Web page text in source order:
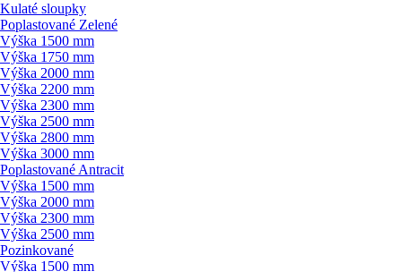
Kulaté sloupky
Poplastované Zelené
Výška 1500 mm
Výška 1750 mm
Výška 2000 mm
Výška 2200 mm
Výška 2300 mm
Výška 2500 mm
Výška 2800 mm
Výška 3000 mm
Poplastované Antracit
Výška 1500 mm
Výška 2000 mm
Výška 2300 mm
Výška 2500 mm
Pozinkované
Výška 1500 mm